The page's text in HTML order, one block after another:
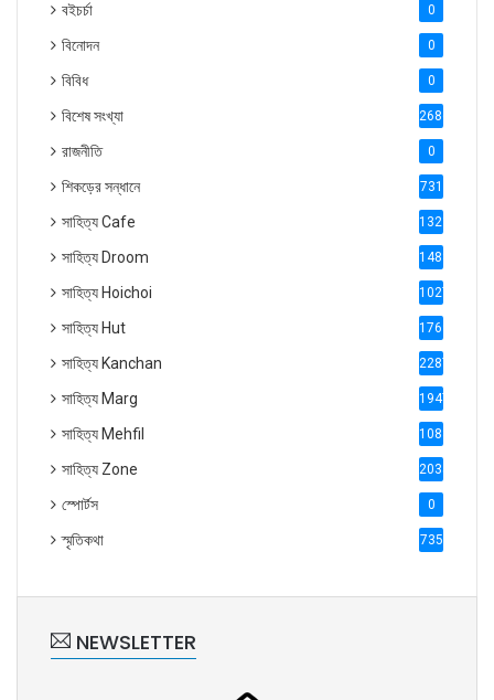
বইচর্চা 0
বিনোদন 0
বিবিধ 0
বিশেষ সংখ্যা 2686
রাজনীতি 0
শিকড়ের সন্ধানে 731
সাহিত্য Cafe 1321
সাহিত্য Droom 1488
সাহিত্য Hoichoi 1027
সাহিত্য Hut 1769
সাহিত্য Kanchan 2287
সাহিত্য Marg 1947
সাহিত্য Mehfil 1088
সাহিত্য Zone 2035
স্পোর্টস 0
স্মৃতিকথা 735
NEWSLETTER